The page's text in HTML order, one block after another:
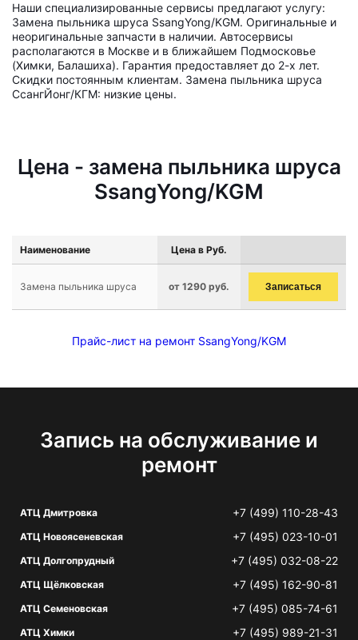
Наши специализированные сервисы предлагают услугу:
Замена пыльника шруса SsangYong/KGM. Оригинальные и
неоригинальные запчасти в наличии. Автосервисы
располагаются в Москве и в ближайшем Подмосковье
(Химки, Балашиха). Гарантия предоставляет до 2-х лет.
Скидки постоянным клиентам. Замена пыльника шруса
СсангЙонг/КГМ: низкие цены.
Цена - замена пыльника шруса
SsangYong/KGM
Наименование Цена в Руб.
Замена пыльника шруса от 1290 руб. Записаться
Прайс-лист на ремонт SsangYong/KGM
Запись на обслуживание и
ремонт
АТЦ Дмитровка +7 (499) 110-28-43
АТЦ Новоясеневская +7 (495) 023-10-01
АТЦ Долгопрудный +7 (495) 032-08-22
АТЦ Щёлковская +7 (495) 162-90-81
АТЦ Семеновская +7 (495) 085-74-61
АТЦ Химки +7 (495) 989-21-31